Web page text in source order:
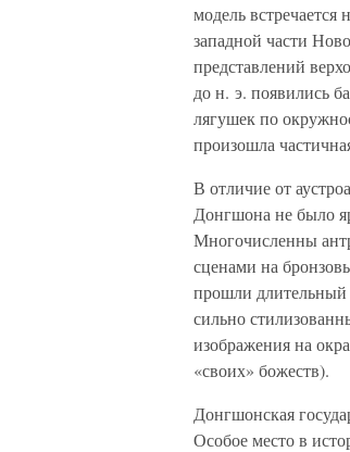
модель
западной части
представлений
до н. э. появились
лягушек по
произошла
В отличие от
Донгшона не было
Многочисленны
сценами на
прошли длительный
сильно
изображения на
«своих» божеств).
Донгшонская
Особое место в